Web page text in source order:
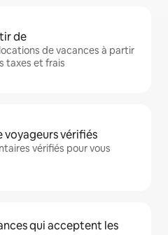
de
de vacances à partir
taxes et frais
vérifiés
vérifiés pour vous
qui acceptent les